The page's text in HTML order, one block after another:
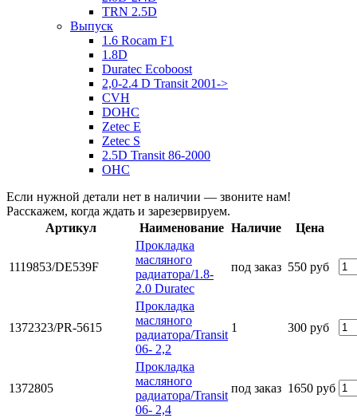
TRN 2.5D
Выпуск
1.6 Rocam F1
1.8D
Duratec Ecoboost
2,0-2.4 D Transit 2001->
CVH
DOHC
Zetec E
Zetec S
2.5D Transit 86-2000
OHC
Если нужной детали нет в наличии — звоните нам!
Расскажем, когда ждать и зарезервируем.
Артикул
Наименование Наличие Цена
1119853/DE539F
Прокладка
масляного
радиатора/1.8-
2.0 Duratec
под заказ 550 руб
1372323/PR-5615
Прокладка
масляного
радиатора/Transit
06- 2,2
1 300 руб
1372805
Прокладка
масляного
радиатора/Transit
06- 2,4
под заказ 1650 руб